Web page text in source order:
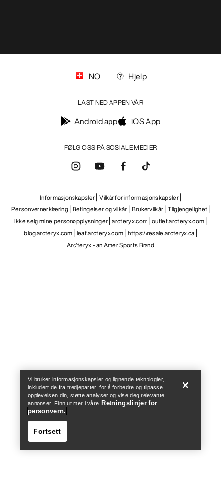
FØLG OSS PÅ SOSIALE MEDIER
NO Hjelp
LAST NED APPEN VÅR
Android app iOS App
Informasjonskapsler Vilkår for informasjonskapsler
Personvernerklæring Betingelser og vilkår Brukervilkår Tilgjengelighet
Ikke selg mine personopplysninger arcteryx.com outlet.arcteryx.com
blog.arcteryx.com leaf.arcteryx.com https://resale.arcteryx.ca
Arc'teryx - an Amer Sports Brand
Vi bruker informasjonskapsler og lignende teknologier,
inkludert de fra tredjeparter, for å forbedre og tilpasse
opplevelsen din, støtte analyser og vise deg relevante
annonser. Finn ut mer i våre Retningslinjer for
personvern.
Fortsett